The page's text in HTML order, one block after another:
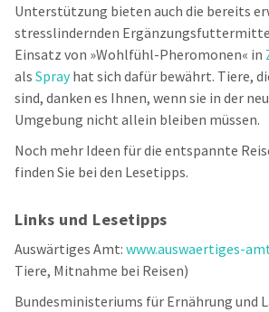
Unterstützung bieten auch die bereits
stresslindernden
Einsatz von »Wohlfühl-Pheromonen« in
als Sprayhat sich dafür bewährt. Tiere,
sind, danken es Ihnen, wenn sie in der
Umgebung nicht allein bleiben müssen.
Noch mehr Ideen für die entspannte
finden Sie bei den Lesetipps.
Links und Lesetipps
Auswärtiges Amt: www.auswaertiges-
Tiere, Mitnahme bei Reisen)
Bundesministeriums für Ernährung und